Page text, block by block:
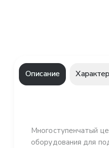
Описание
Многоступенчатый
оборудования для